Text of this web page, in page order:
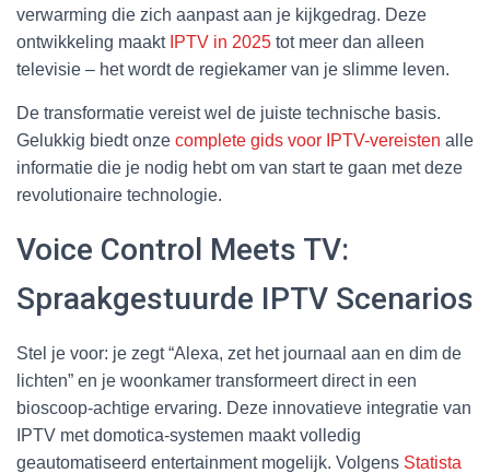
verwarming die zich aanpast aan je kijkgedrag. Deze
ontwikkeling maakt IPTV in 2025 tot meer dan alleen
televisie – het wordt de regiekamer van je slimme leven.
De transformatie vereist wel de juiste technische basis.
Gelukkig biedt onze complete gids voor IPTV-vereisten alle
informatie die je nodig hebt om van start te gaan met deze
revolutionaire technologie.
Voice Control Meets TV:
Spraakgestuurde IPTV Scenarios
Stel je voor: je zegt “Alexa, zet het journaal aan en dim de
lichten” en je woonkamer transformeert direct in een
bioscoop-achtige ervaring. Deze innovatieve integratie van
IPTV met domotica-systemen maakt volledig
geautomatiseerd entertainment mogelijk. Volgens Statista